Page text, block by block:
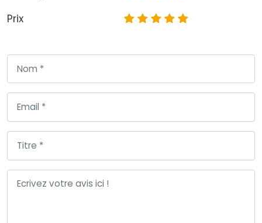
Prix